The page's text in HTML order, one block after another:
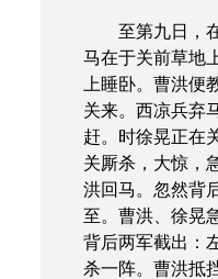
至第九日，在
马在于关前草地
上睡卧。曹洪便
关来。西凉兵弃
赶。时徐晃正在
关厮杀，大惊，
洪回马。忽然背
至。曹洪、徐晃
背后两军截出：
杀一阵。曹洪抵